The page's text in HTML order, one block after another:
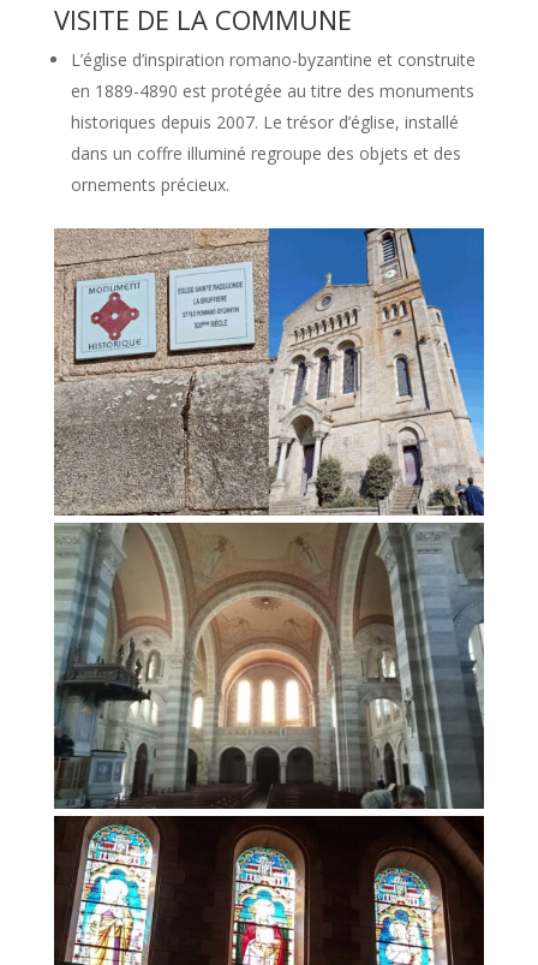
VISITE DE LA COMMUNE
L’église d’inspiration romano-byzantine et construite
en 1889-4890 est protégée au titre des monuments
historiques depuis 2007. Le trésor d’église, installé
dans un coffre illuminé regroupe des objets et des
ornements précieux.